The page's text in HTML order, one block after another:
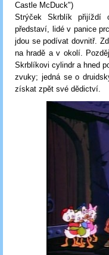
Castle McDuck")
Strýček Skrblík přijíždí
představí, lidé v panice
jdou se podívat dovnitř.
na hradě a v okolí.
Skrblíkovi cylindr a hned
zvuky; jedná se o
získat zpět své dědictví.